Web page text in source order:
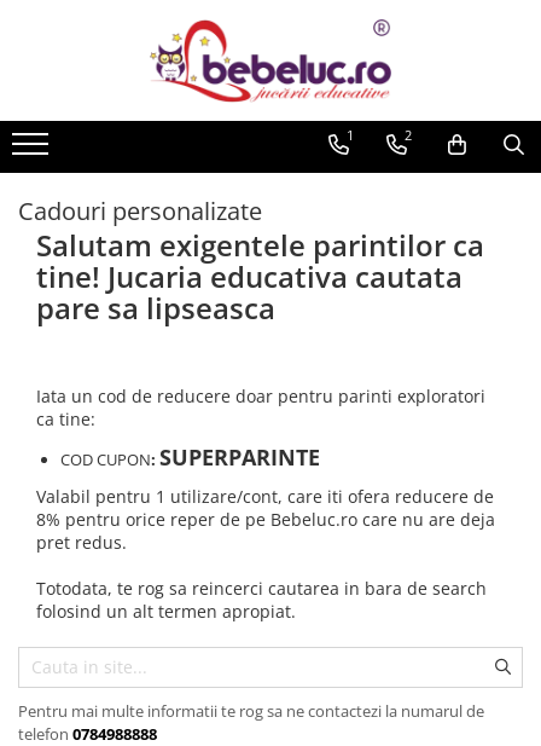
Toate Produsele
Jucarii pe varste
Jucarii educative
Seturi de construit
Jucarii magnetice
Cuburi de construit
Seturi Experimente pentru copii
Roboti de jucarie
Jucarii Creativitate
Lucru manual copii
Plastilina
Seturi de desen
Tatuaje Copii
Nisip kinetic
Jucarii interactive
Proiector pentru copii
Instrumente muzicale pentru copii
1 2
Cadouri personalizate
Salutam exigentele parintilor ca
tine! Jucaria educativa cautata
pare sa lipseasca
Iata un cod de reducere doar pentru parinti exploratori
ca tine:
COD CUPON: SUPERPARINTE
Valabil pentru 1 utilizare/cont, care iti ofera reducere de
8% pentru orice reper de pe Bebeluc.ro care nu are deja
pret redus.
Totodata, te rog sa reincerci cautarea in bara de search
folosind un alt termen apropiat.
Pentru mai multe informatii te rog sa ne contactezi la numarul de
telefon 0784988888